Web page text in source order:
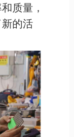
质量，
的活